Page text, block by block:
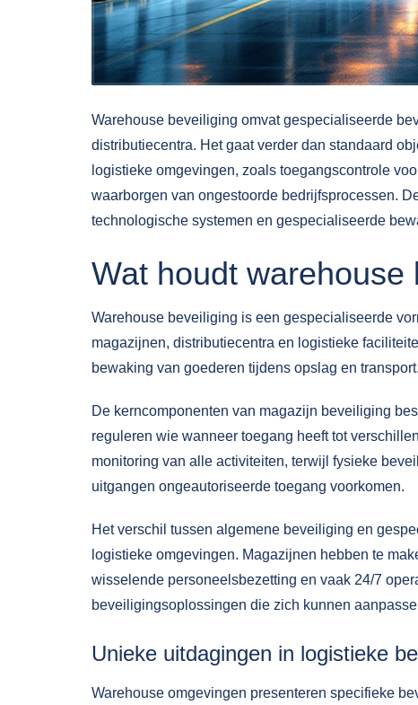
Warehouse beveiliging omvat gespecialiseerde
distributiecentra. Het gaat verder dan standaard
logistieke omgevingen, zoals toegangscontrole
waarborgen van ongestoorde bedrijfsprocessen.
technologische systemen en gespecialiseerde
Wat houdt
Warehouse beveiliging is een gespecialiseerde
magazijnen, distributiecentra en logistieke
bewaking van goederen tijdens opslag en transport.
De kerncomponenten van magazijn beveiliging
reguleren wie wanneer toegang heeft tot
monitoring van alle activiteiten, terwijl fysieke
uitgangen ongeautoriseerde toegang voorkomen.
Het verschil tussen algemene beveiliging en
logistieke omgevingen. Magazijnen hebben te
wisselende personeelsbezetting en vaak 24/7
beveiligingsoplossingen die zich kunnen
Unieke uitdagingen in logistieke
Warehouse omgevingen presenteren specifieke